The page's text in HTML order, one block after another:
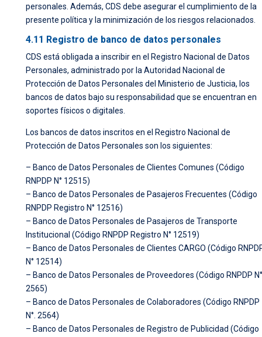
personales. Además, CDS debe asegurar el cumplimiento de la
presente política y la minimización de los riesgos relacionados.
4.11 Registro de banco de datos personales
CDS está obligada a inscribir en el Registro Nacional de Datos
Personales, administrado por la Autoridad Nacional de
Protección de Datos Personales del Ministerio de Justicia, los
bancos de datos bajo su responsabilidad que se encuentran en
soportes físicos o digitales.
Los bancos de datos inscritos en el Registro Nacional de
Protección de Datos Personales son los siguientes:
– Banco de Datos Personales de Clientes Comunes (Código
RNPDP N° 12515)
– Banco de Datos Personales de Pasajeros Frecuentes (Código
RNPDP Registro N° 12516)
– Banco de Datos Personales de Pasajeros de Transporte
Institucional (Código RNPDP Registro N° 12519)
– Banco de Datos Personales de Clientes CARGO (Código
N° 12514)
– Banco de Datos Personales de Proveedores (Código RNPDP N°
2565)
– Banco de Datos Personales de Colaboradores (Código RNPDP
N°. 2564)
– Banco de Datos Personales de Registro de Publicidad (Código